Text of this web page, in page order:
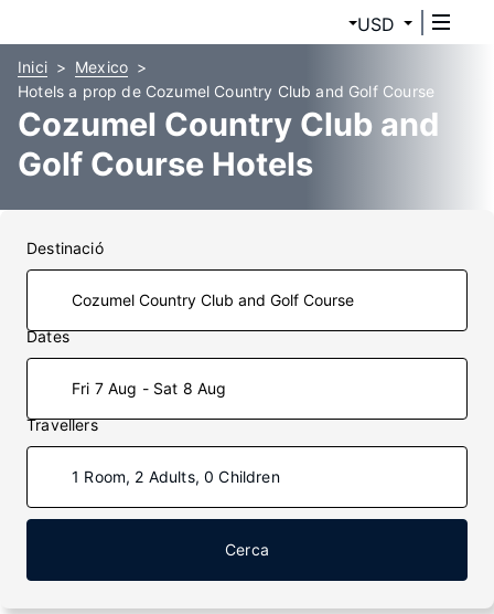
USD
Inici
Mexico
Hotels a prop de Cozumel Country Club and Golf Course
Cozumel Country Club and
Golf Course Hotels
Destinació
Dates
Fri 7 Aug - Sat 8 Aug
Travellers
1 Room, 2 Adults, 0 Children
Cerca